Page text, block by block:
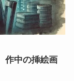
作中の挿絵画